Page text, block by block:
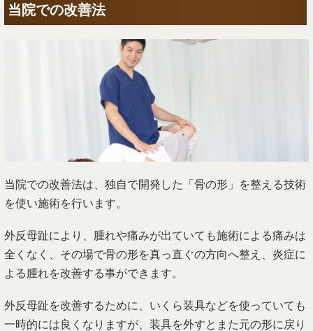
当院での改善法
当院での改善法は、独自で開発した「骨の形」を整える技術
を使い施術を行います。
外反母趾により、腫れや痛みが出ていても施術による痛みは
全くなく、その場で骨の形を真っ直ぐの方向へ整え、炎症に
よる腫れを改善する事ができます。
外反母趾を改善するために、いくら装具などを使っていても
一時的には良くなりますが、装具を外すとまた元の形に戻り